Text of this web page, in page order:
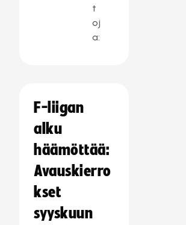
t
oj
a:
F-liigan
alku
häämöttää:
Avauskierro
kset
syyskuun